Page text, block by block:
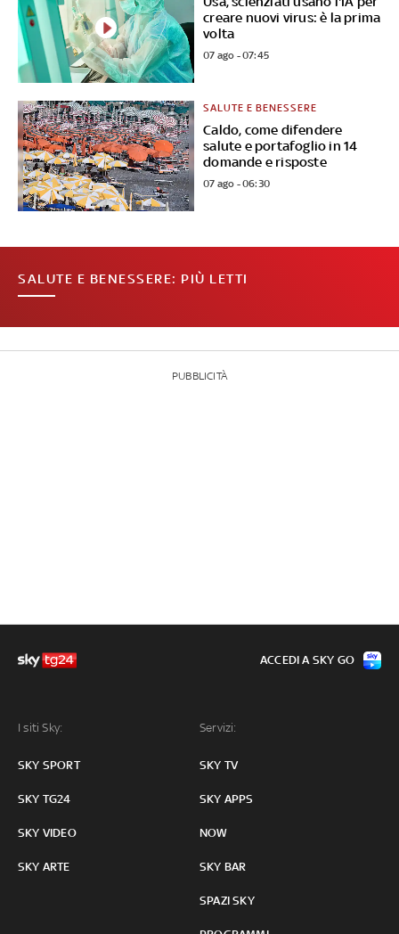
creare nuovi virus: è la prima
volta
07 ago - 07:45
Caldo, come difendere
salute e portafoglio in 14
domande e risposte
SALUTE E BENESSERE
07 ago - 06:30
SALUTE E BENESSERE: PIÙ LETTI
PUBBLICITÀ
I siti Sky:
SKY SPORT
SKY TG24
SKY VIDEO
SKY ARTE
Servizi:
SKY TV
SKY APPS
NOW
SKY BAR
SPAZI SKY
ACCEDI A SKY GO